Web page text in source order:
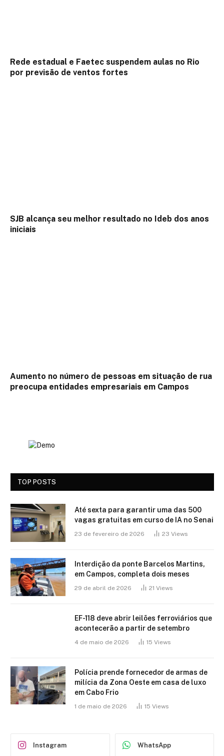
Rede estadual e Faetec suspendem aulas no Rio
por previsão de ventos fortes
SJB alcança seu melhor resultado no Ideb dos anos
iniciais
Aumento no número de pessoas em situação de rua
preocupa entidades empresariais em Campos
TOP POSTS
Até sexta para garantir uma das 500
vagas gratuitas em curso de IA no Senai
23 de fevereiro de 2026 23 Views
Interdição da ponte Barcelos Martins,
em Campos, completa dois meses
29 de abril de 2026 21 Views
EF-118 deve abrir leilões ferroviários que
acontecerão a partir de setembro
4 de maio de 2026 15 Views
Polícia prende fornecedor de armas de
milícia da Zona Oeste em casa de luxo
em Cabo Frio
1 de maio de 2026 15 Views
Instagram WhatsApp